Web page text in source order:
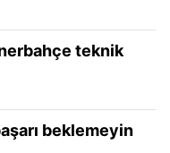
teknik
beklemeyin